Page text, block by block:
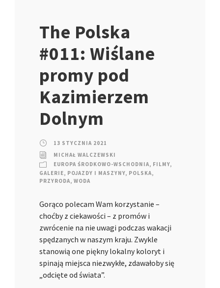
The Polska
#011: Wiślane
promy pod
Kazimierzem
Dolnym
13 STYCZNIA 2021
MICHAŁ WALCZEWSKI
EUROPA ŚRODKOWO-WSCHODNIA, FILMY,
GALERIE, POJAZDY I MASZYNY, POLSKA,
PRZYRODA, WODA
Gorąco polecam Wam korzystanie –
choćby z ciekawości – z promów i
zwrócenie na nie uwagi podczas wakacji
spędzanych w naszym kraju. Zwykle
stanowią one piękny lokalny koloryt i
spinają miejsca niezwykłe, zdawałoby się
„odcięte od świata”.